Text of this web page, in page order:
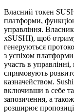
Власний токен
платформи,
управління.
xSUSHI), щоб
генеруються
з успіхом
участь в
спрямовують
казначейством.
включивши в себе
запозичення, а
розширює